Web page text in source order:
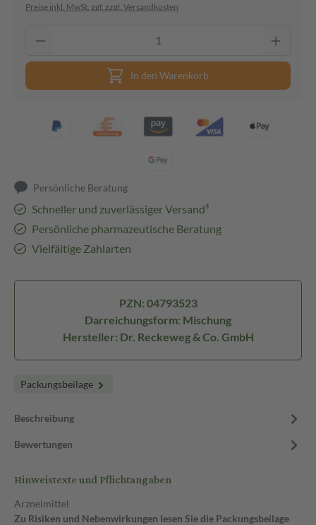
Preise inkl. MwSt. ggf. zzgl. Versandkosten
In den Warenkorb
Persönliche Beratung
Schneller und zuverlässiger Versand³
Persönliche pharmazeutische Beratung
Vielfältige Zahlarten
PZN: 04793523
Darreichungsform: Mischung
Hersteller: Dr. Reckeweg & Co. GmbH
Packungsbeilage
Beschreibung
Bewertungen
Hinweistexte und Pflichtangaben
Arzneimittel
Zu Risiken und Nebenwirkungen lesen Sie die Packungsbeilage